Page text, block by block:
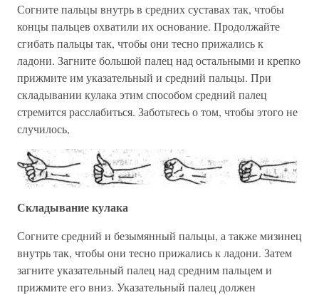
Согните пальцы внутрь в средних суставах так, чтобы
концы пальцев охватили их основание. Продолжайте
сгибать пальцы так, чтобы они тесно прижались к
ладони. Загните большой палец над остальными и крепко
прижмите им указательный и средний пальцы. При
складывании кулака этим способом средний палец
стремится расслабиться. Заботьтесь о том, чтобы этого не
случилось,
Складывание кулака
Согните средний и безымянный пальцы, а также мизинец
внутрь так, чтобы они тесно прижались к ладони. Затем
загните указательный палец над средним пальцем и
прижмите его вниз. Указательный палец должен